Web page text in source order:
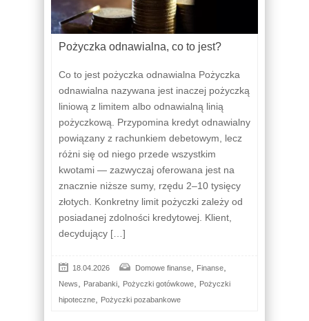
Pożyczka odnawialna, co to jest?
Co to jest pożyczka odnawialna Pożyczka
odnawialna nazywana jest inaczej pożyczką
liniową z limitem albo odnawialną linią
pożyczkową. Przypomina kredyt odnawialny
powiązany z rachunkiem debetowym, lecz
różni się od niego przede wszystkim
kwotami — zazwyczaj oferowana jest na
znacznie niższe sumy, rzędu 2–10 tysięcy
złotych. Konkretny limit pożyczki zależy od
posiadanej zdolności kredytowej. Klient,
decydujący […]
18.04.2026 Domowe finanse, Finanse,
News, Parabanki, Pożyczki gotówkowe, Pożyczki
hipoteczne, Pożyczki pozabankowe